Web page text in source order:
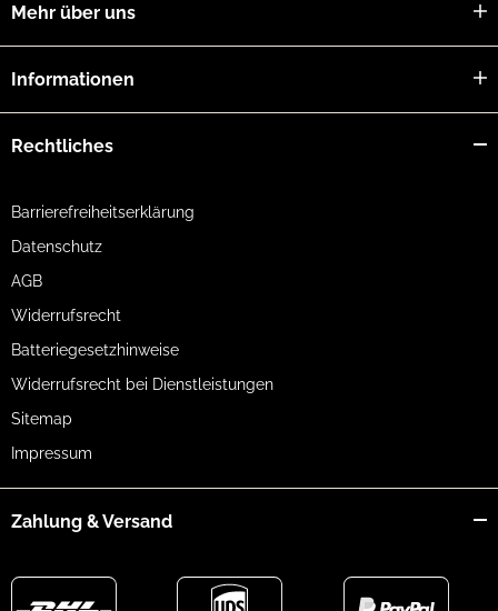
Mehr über uns
Informationen
Rechtliches
Barrierefreiheitserklärung
Datenschutz
AGB
Widerrufsrecht
Batteriegesetzhinweise
Widerrufsrecht bei Dienstleistungen
Sitemap
Impressum
Zahlung & Versand